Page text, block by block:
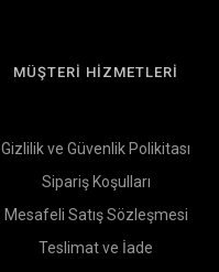
MÜŞTERİ HİZMETLERİ
Gizlilik ve Güvenlik Polikitası
Sipariş Koşulları
Mesafeli Satış Sözleşmesi
Teslimat ve İade